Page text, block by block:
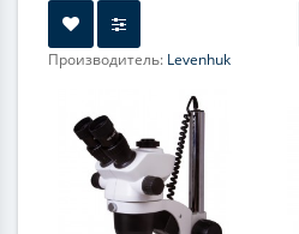
Производитель: Levenhuk
Фокусировка:Грубая